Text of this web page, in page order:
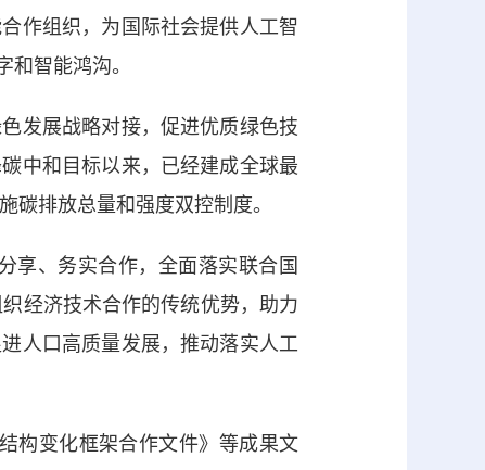
作组织，为国际社会提供人工智
智能鸿沟。
发展战略对接，促进优质绿色技
中和目标以来，已经建成全球最
碳排放总量和强度双控制度。
、务实合作，全面落实联合国
经济技术合作的传统优势，助力
人口高质量发展，推动落实人工
构变化框架合作文件》等成果文